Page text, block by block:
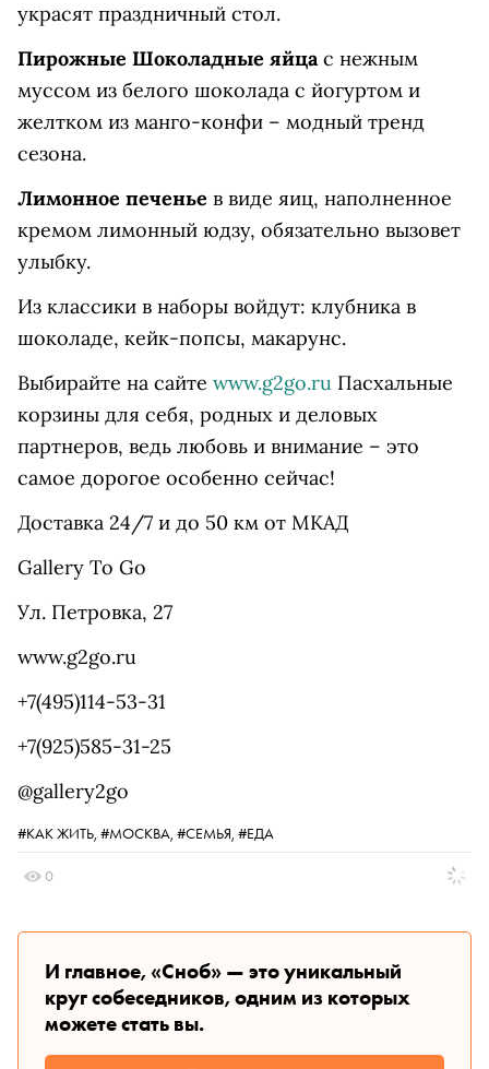
украсят праздничный стол.
Пирожные Шоколадные яйцас нежным
муссом из белого шоколада с йогуртом и
желтком из манго-конфи – модный тренд
сезона.
Лимонное печенье в виде яиц, наполненное
кремом лимонный юдзу, обязательно вызовет
улыбку.
Из классики в наборы войдут: клубника в
шоколаде, кейк-попсы, макарунc.
Выбирайте на сайте www.g2go.ru Пасхальные
корзины для себя, родных и деловых
партнеров, ведь любовь и внимание – это
самое дорогое особенно сейчас!
Доставка 24/7 и до 50 км от МКАД
Gallery To Go
Ул. Петровка, 27
www.g2go.ru
+7(495)114-53-31
+7(925)585-31-25
@gallery2go
#КАК ЖИТЬ, #МОСКВА, #СЕМЬЯ, #ЕДА
0
И главное, «Сноб» — это уникальный
круг собеседников, одним из которых
можете стать вы.